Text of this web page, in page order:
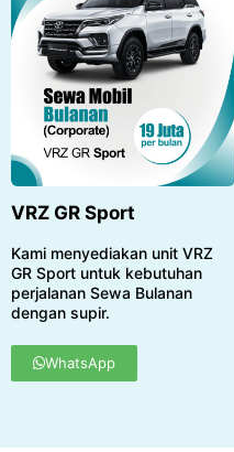
VRZ GR Sport
Kami menyediakan unit VRZ
GR Sport untuk kebutuhan
perjalanan Sewa Bulanan
dengan supir.
WhatsApp